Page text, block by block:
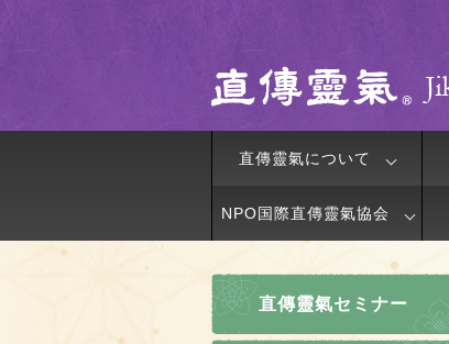
直傳靈氣について
NPO国際直傳靈氣協会
直傳靈氣セミナー